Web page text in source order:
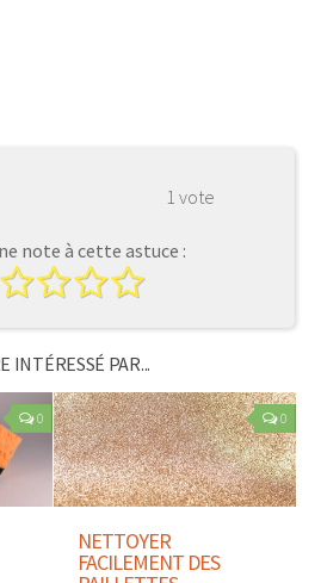
1 vote
note à cette astuce :
INTÉRESSÉ PAR...
0 0
NETTOYER
FACILEMENT DES